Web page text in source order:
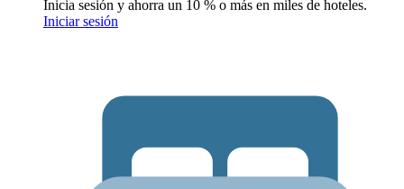
Inicia sesión y ahorra un 10 % o más en miles de hoteles.
Iniciar sesión